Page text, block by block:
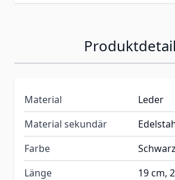
Material
Leder
Material sekundär
Farbe
Schwarz
Länge
19 cm,